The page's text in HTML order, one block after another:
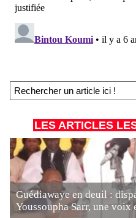
LES ARTICLES
Guédiawaye en deuil :
Youssoupha Sarr, une voix